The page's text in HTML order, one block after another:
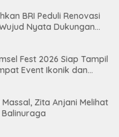
BRI Peduli Renovasi
Nyata Dukungan
Fest 2026 Siap Tampil
Event Ikonik dan
Zita Anjani Melihat